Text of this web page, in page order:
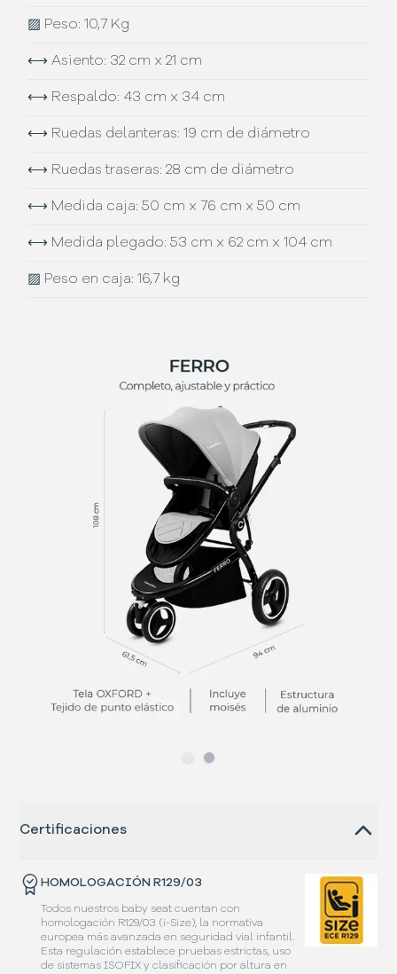
▨ Peso: 10,7 Kg
⟷ Asiento: 32 cm x 21 cm
⟷ Respaldo: 43 cm x 34 cm
⟷ Ruedas delanteras: 19 cm de diámetro
⟷ Ruedas traseras: 28 cm de diámetro
⟷ Medida caja: 50 cm x 76 cm x 50 cm
⟷ Medida plegado: 53 cm x 62 cm x 104 cm
▨ Peso en caja: 16,7 kg
SlideSlide
Certificaciones
HOMOLOGACIÓN R129/03
Todos nuestros baby seat cuentan con
homologación R129/03 (i-Size), la normativa
europea más avanzada en seguridad vial infantil.
Esta regulación establece pruebas estrictas, uso
de sistemas ISOFIX y clasificación por altura en